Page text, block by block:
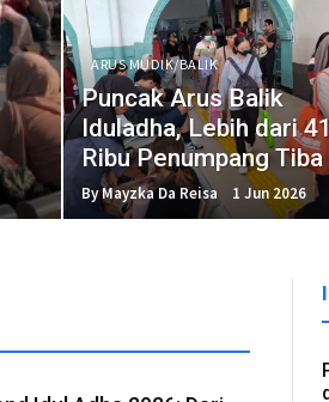
ARUS MUDIK/BALIK
Puncak Arus Balik
Iduladha, Lebih dari
Ribu Penumpang Tiba
Jakarta
By Mayzka Da Reisa 1 Jun 2026